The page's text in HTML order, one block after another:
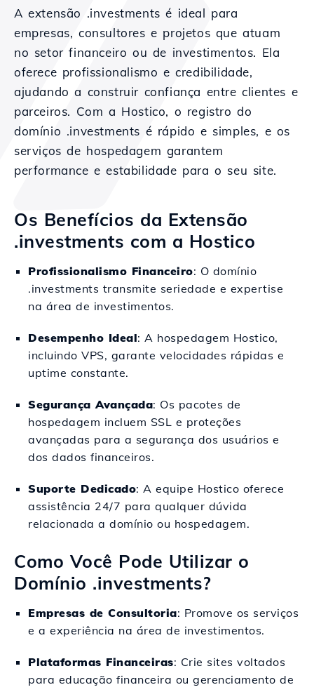
A extensão .investments é ideal para
empresas, consultores e projetos que atuam
no setor financeiro ou de investimentos. Ela
oferece profissionalismo e credibilidade,
ajudando a construir confiança entre clientes e
parceiros. Com a Hostico, o registro do
domínio .investments é rápido e simples, e os
serviços de hospedagem garantem
performance e estabilidade para o seu site.
Os Benefícios da Extensão
.investments com a Hostico
Profissionalismo Financeiro: O domínio
.investments transmite seriedade e expertise
na área de investimentos.
Desempenho Ideal: A hospedagem Hostico,
incluindo VPS, garante velocidades rápidas e
uptime constante.
Segurança Avançada: Os pacotes de
hospedagem incluem SSL e proteções
avançadas para a segurança dos usuários e
dos dados financeiros.
Suporte Dedicado: A equipe Hostico oferece
assistência 24/7 para qualquer dúvida
relacionada a domínio ou hospedagem.
Como Você Pode Utilizar o
Domínio .investments?
Empresas de Consultoria: Promove os serviços
e a experiência na área de investimentos.
Plataformas Financeiras: Crie sites voltados
para educação financeira ou gerenciamento de